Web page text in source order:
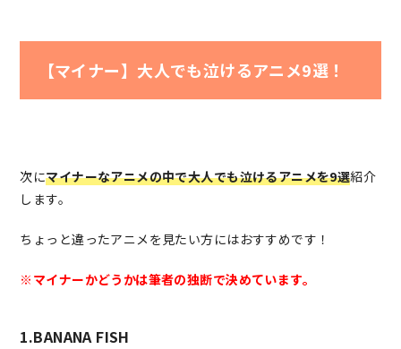
【マイナー】大人でも泣けるアニメ9選！
次にマイナーなアニメの中で大人でも泣けるアニメを9選紹介
します。
ちょっと違ったアニメを見たい方にはおすすめです！
※マイナーかどうかは筆者の独断で決めています。
1.BANANA FISH